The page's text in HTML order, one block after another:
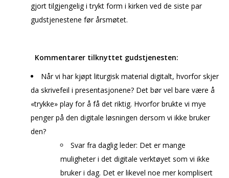
gjort tilgjengelig i trykt form i kirken ved de siste par
gudstjenestene før årsmøtet.
Kommentarer tilknyttet gudstjenesten:
Når vi har kjøpt liturgisk material digitalt, hvorfor skjer
da skrivefeil i presentasjonene? Det bør vel bare være å
«trykke» play for å få det riktig. Hvorfor brukte vi mye
penger på den digitale løsningen dersom vi ikke bruker
den?
Svar fra daglig leder: Det er mange
muligheter i det digitale verktøyet som vi ikke
bruker i dag. Det er likevel noe mer komplisert